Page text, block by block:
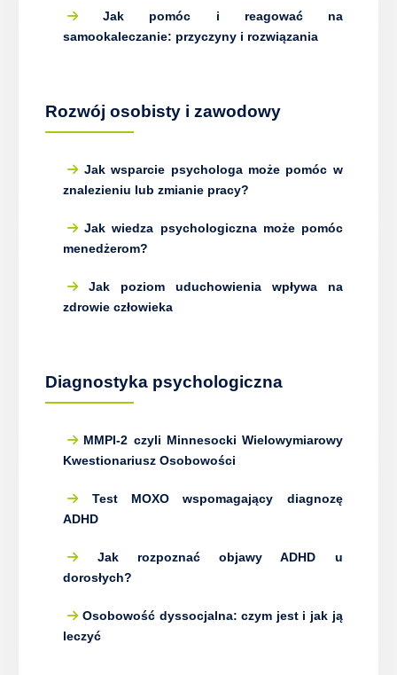
Jak pomóc i reagować na
samookaleczanie: przyczyny i rozwiązania
Rozwój osobisty i zawodowy
Jak wsparcie psychologa może pomóc w
znalezieniu lub zmianie pracy?
Jak wiedza psychologiczna może pomóc
menedżerom?
Jak poziom uduchowienia wpływa na
zdrowie człowieka
Diagnostyka psychologiczna
MMPI-2 czyli Minnesocki Wielowymiarowy
Kwestionariusz Osobowości
Test MOXO wspomagający diagnozę
ADHD
Jak rozpoznać objawy ADHD u
dorosłych?
Osobowość dyssocjalna: czym jest i jak ją
leczyć